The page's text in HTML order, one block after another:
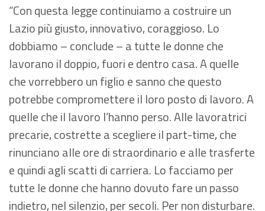
“Con questa legge continuiamo a costruire un
Lazio più giusto, innovativo, coraggioso. Lo
dobbiamo – conclude – a tutte le donne che
lavorano il doppio, fuori e dentro casa. A quelle
che vorrebbero un figlio e sanno che questo
potrebbe compromettere il loro posto di lavoro. A
quelle che il lavoro l’hanno perso. Alle lavoratrici
precarie, costrette a scegliere il part-time, che
rinunciano alle ore di straordinario e alle trasferte
e quindi agli scatti di carriera. Lo facciamo per
tutte le donne che hanno dovuto fare un passo
indietro, nel silenzio, per secoli. Per non disturbare.